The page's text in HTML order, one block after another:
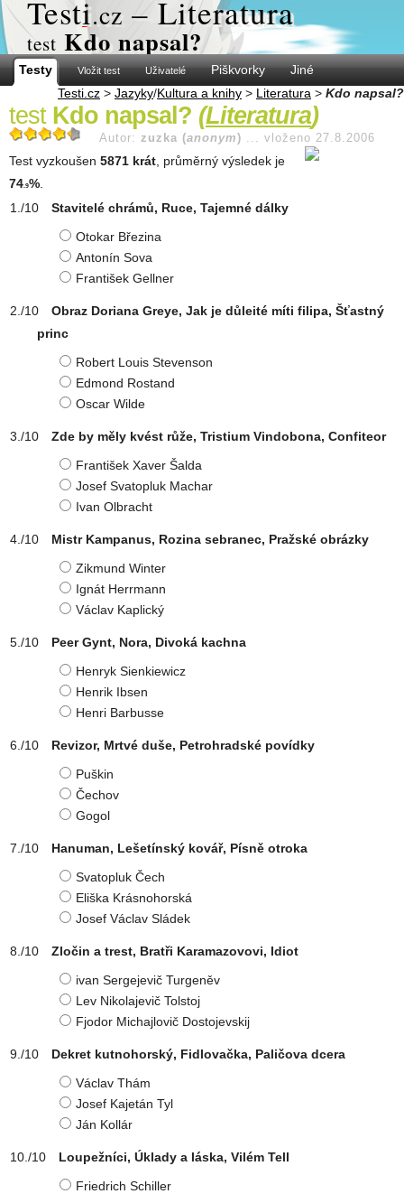
Testi.cz – Literatura
test Kdo napsal?
Testy Vložit test Uživatelé Piškvorky
Jiné
Testi.cz > Jazyky/Kultura a knihy > Literatura > Kdo napsal?
test Kdo napsal? (Literatura)
Autor: zuzka (anonym ) ... vloženo 27.8.2006
Test vyzkoušen 5871 krát , průměrný výsledek je
74 .9%
Stavitelé chrámů, Ruce, Tajemné dálky
Otokar Březina
Antonín Sova
František Gellner
Obraz Doriana Greye, Jak je důleité míti filipa, Šťastný
princ
Robert Louis Stevenson
Edmond Rostand
Oscar Wilde
Zde by měly kvést růže, Tristium Vindobona, Confiteor
František Xaver Šalda
Josef Svatopluk Machar
Ivan Olbracht
Mistr Kampanus, Rozina sebranec, Pražské obrázky
Zikmund Winter
Ignát Herrmann
Václav Kaplický
Peer Gynt, Nora, Divoká kachna
Henryk Sienkiewicz
Henrik Ibsen
Henri Barbusse
Revizor, Mrtvé duše, Petrohradské povídky
Puškin
Čechov
Gogol
Hanuman, Lešetínský kovář, Písně otroka
Svatopluk Čech
Eliška Krásnohorská
Josef Václav Sládek
Zločin a trest, Bratři Karamazovovi, Idiot
ivan Sergejevič Turgeněv
Lev Nikolajevič Tolstoj
Fjodor Michajlovič Dostojevskij
Dekret kutnohorský, Fidlovačka, Paličova dcera
Václav Thám
Josef Kajetán Tyl
Ján Kollár
Loupežníci, Úklady a láska, Vilém Tell
Friedrich Schiller